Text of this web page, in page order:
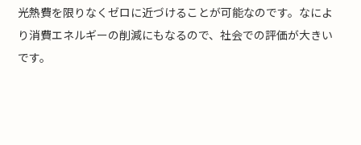
光熱費を限りなくゼロに近づけることが可能なのです。なによ
り消費エネルギーの削減にもなるので、社会での評価が大きい
です。